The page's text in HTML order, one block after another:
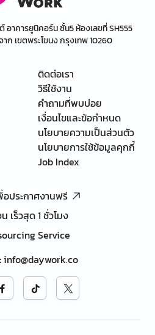
อาคารยูนิคอร์น ชั้น5 ห้องเลขที่ SH555
ก เขตพระโขนง กรุงเทพ 10260
ติดต่อเรา
วิธีใช้งาน
คำถามที่พบบ่อย
เงื่อนไขและข้อกำหนด
นโยบายความเป็นส่วนตัว
นโยบายการใช้ข้อมูลคุกกี้
Job Index
อประกาศงานฟรี
เร็วสุด 1 ชั่วโมง
Service
:info@daywork.co